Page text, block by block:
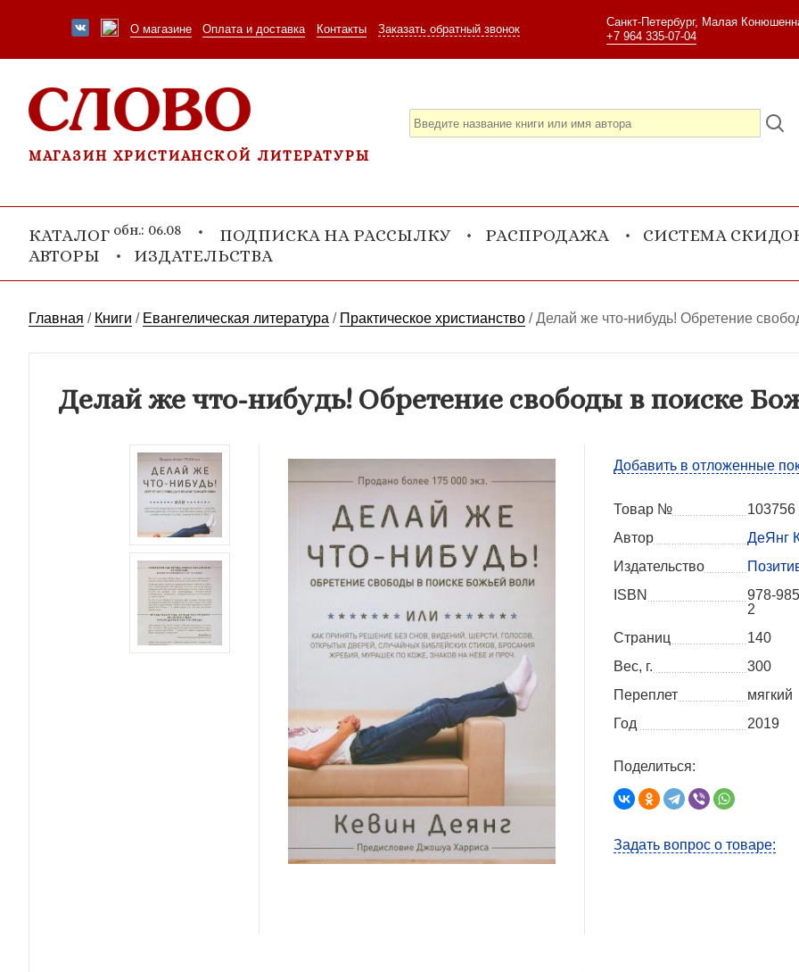
О магазине Оплата и доставка Контакты Заказать обратный звонок
Санкт-Петербург, Малая
+7 964 335-07-04
МАГАЗИН ХРИСТИАНСКОЙ ЛИТЕРАТУРЫ
КАТАЛОГ обн.: 06.08 ПОДПИСКА НА РАССЫЛКУ РАСПРОДАЖА
СИСТЕМА
АВТОРЫ
ИЗДАТЕЛЬСТВА
Главная / Книги / Евангелическая литература / Практическое христианство /Делай же что-нибудь! Обретение
Делай же что-нибудь! Обретение свободы в поиске
Добавить в отложенные
Товар №
103756
Автор
ДеЯнг
Издательство
ISBN
978-
2
Страниц
140
Вес, г.
300
Переплет
мягкий
Год
2019
Поделиться:
Задать вопрос о товаре: